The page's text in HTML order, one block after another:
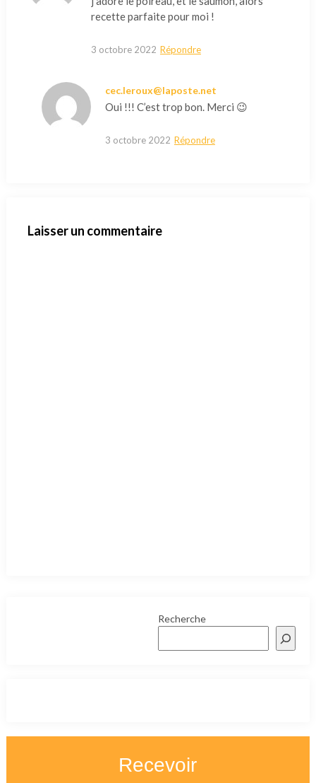
recette parfaite pour moi !
3 octobre 2022 Répondre
cec.leroux@laposte.net
Oui !!! C’est trop bon. Merci 😉
3 octobre 2022 Répondre
Laisser un commentaire
Recherche
Recevoir